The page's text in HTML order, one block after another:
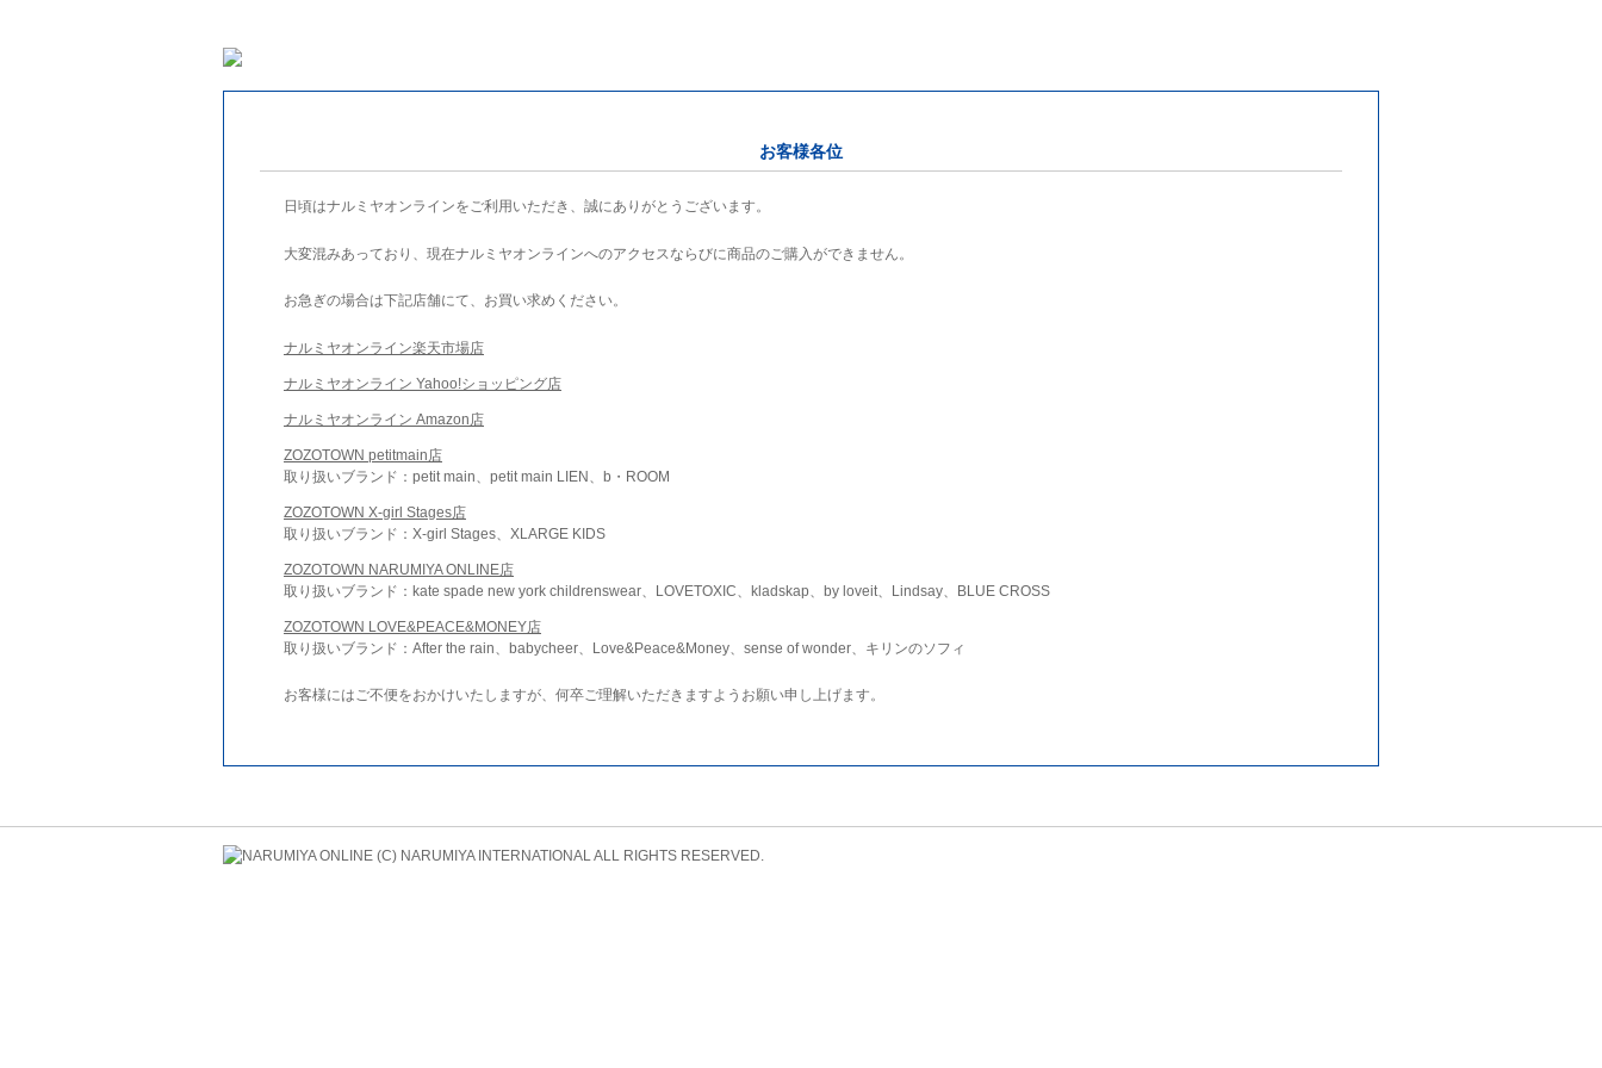
お客様各位
日頃はナルミヤオンラインをご利用いただき、誠にありがとうございます。
大変混みあっており、現在ナルミヤオンラインへのアクセスならびに商品のご購入ができません。
お急ぎの場合は下記店舗にて、お買い求めください。
ナルミヤオンライン楽天市場店
ナルミヤオンライン Yahoo!ショッピング店
ナルミヤオンライン Amazon店
ZOZOTOWN petitmain店
取り扱いブランド：petit main、petit main LIEN、b・ROOM
ZOZOTOWN X-girl Stages店
取り扱いブランド：X-girl Stages、XLARGE KIDS
ZOZOTOWN NARUMIYA ONLINE店
取り扱いブランド：kate spade new york childrenswear、LOVETOXIC、kladskap、by loveit、Lindsay、BLUE CROSS
ZOZOTOWN LOVE&PEACE&MONEY店
取り扱いブランド：After the rain、babycheer、Love&Peace&Money、sense of wonder、キリンのソフィ
お客様にはご不便をおかけいたしますが、何卒ご理解いただきますようお願い申し上げます。